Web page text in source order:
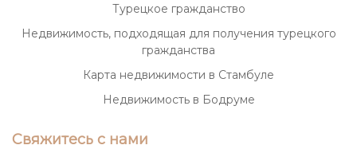
Турецкое гражданство
Недвижимость, подходящая для получения турецкого
гражданства
Карта недвижимости в Стамбуле
Недвижимость в Бодруме
Свяжитесь с нами